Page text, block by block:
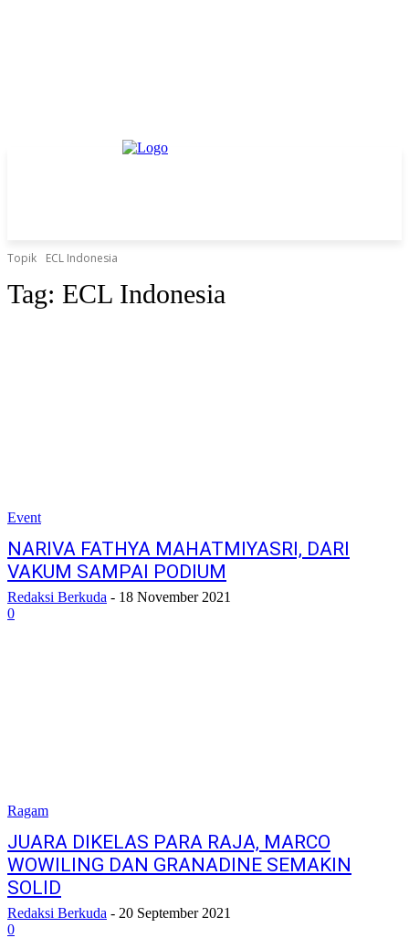
Topik ECL Indonesia
Tag: ECL Indonesia
Event
NARIVA FATHYA MAHATMIYASRI, DARI
VAKUM SAMPAI PODIUM
Redaksi Berkuda - 18 November 2021
0
Ragam
JUARA DIKELAS PARA RAJA, MARCO
WOWILING DAN GRANADINE SEMAKIN
SOLID
Redaksi Berkuda - 20 September 2021
0